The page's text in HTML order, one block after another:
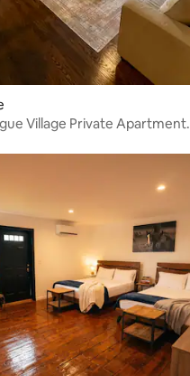
Village Private Apartment.